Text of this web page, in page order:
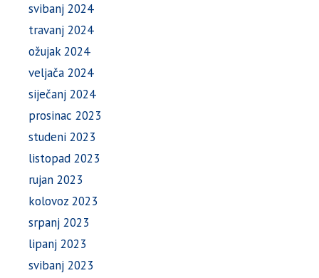
svibanj 2024
travanj 2024
ožujak 2024
veljača 2024
siječanj 2024
prosinac 2023
studeni 2023
listopad 2023
rujan 2023
kolovoz 2023
srpanj 2023
lipanj 2023
svibanj 2023